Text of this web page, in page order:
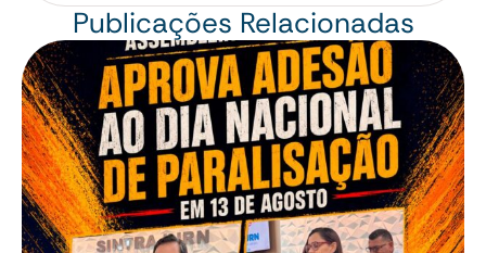
Publicações Relacionadas